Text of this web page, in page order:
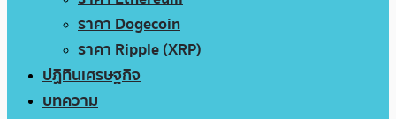
ราคา Dogecoin
ราคา Ripple (XRP)
ปฏิทินเศรษฐกิจ
บทความ